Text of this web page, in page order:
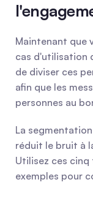
Maintenant que
cas d'utilisation
de diviser ces
afin que les
personnes au
La
réduit le bruit à
Utilisez ces
exemples pour